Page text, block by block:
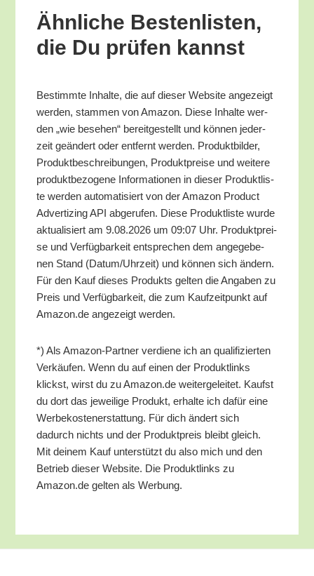
Ähn­li­che Bes­ten­lis­ten,
die Du prü­fen kannst
Bestimm­te Inhal­te, die auf die­ser Web­site ange­zeigt
wer­den, stam­men von Ama­zon. Die­se Inhal­te wer­
den „wie bese­hen“ bereit­ge­stellt und kön­nen jeder­
zeit geän­dert oder ent­fernt wer­den. Pro­dukt­bil­der,
Pro­dukt­be­schrei­bun­gen, Pro­dukt­prei­se und wei­te­re
pro­dukt­be­zo­ge­ne Infor­ma­tio­nen in die­ser Pro­dukt­lis­
te wer­den auto­ma­ti­siert von der Ama­zon Pro­duct
Adver­tiz­ing API abge­ru­fen. Die­se Pro­dukt­lis­te wur­de
aktua­li­siert am 9.08.2026 um 09:07 Uhr. Pro­dukt­prei­
se und Ver­füg­bar­keit ent­spre­chen dem ange­ge­be­
nen Stand (Datum/​Uhrzeit) und kön­nen sich ändern.
Für den Kauf die­ses Pro­dukts gel­ten die Anga­ben zu
Preis und Ver­füg­bar­keit, die zum Kauf­zeit­punkt auf
Amazon.de ange­zeigt werden.
*) Als Ama­zon-Part­ner ver­die­ne ich an qua­li­fi­zier­ten
Ver­käu­fen. Wenn du auf einen der Pro­dukt­links
klickst, wirst du zu Amazon.de wei­ter­ge­lei­tet. Kaufst
du dort das jewei­li­ge Pro­dukt, erhal­te ich dafür eine
Wer­be­kos­ten­er­stat­tung. Für dich ändert sich
dadurch nichts und der Pro­dukt­preis bleibt gleich.
Mit dei­nem Kauf unter­stützt du also mich und den
Betrieb die­ser Web­site. Die Pro­dukt­links zu
Amazon.de gel­ten als Werbung.